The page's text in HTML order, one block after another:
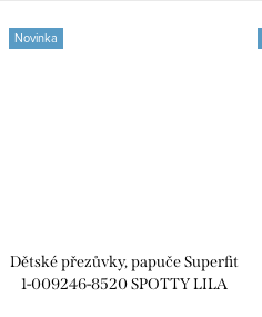
Novinka
Dětské přezůvky, papuče Superfit
1-009246-8520 SPOTTY LILA